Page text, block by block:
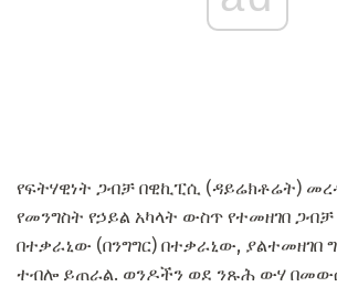
የፍትሃዊነት ጋብቻ በዊኪፒሲ (ዳይሬክቶሬት)
የመንግስት የኃይል አካላት ውስጥ የተመዘገበ
በተቃራኒው (በንግግር) በተቃራኒው, ያልተመዘገበ
ተብሎ ይጠራል. ወንዶችን ወደ ንጹሕ ውሃ